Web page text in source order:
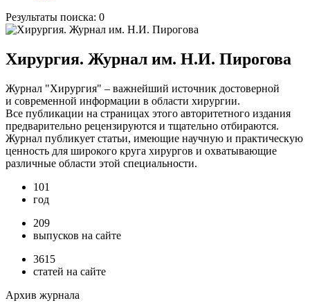
Результаты поиска: 0
Хирургия. Журнал им. Н.И. Пирогова
Журнал "Хирургия" – важнейший источник достоверной
и современной информации в области хирургии.
Все публикации на страницах этого авторитетного издания
предварительно рецензируются и тщательно отбираются.
Журнал публикует статьи, имеющие научную и практическую
ценность для широкого круга хирургов и охватывающие
различные области этой специальности.
101
год
209
выпусков на сайте
3615
статей на сайте
Архив журнала